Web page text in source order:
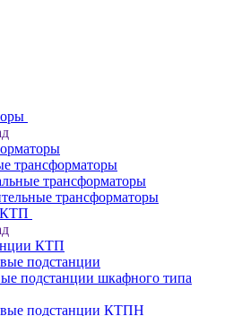
трансформаторы
трансформаторы
трансформаторы
КТП
КТП
подстанции
подстанции шкафного типа
подстанции КТПН